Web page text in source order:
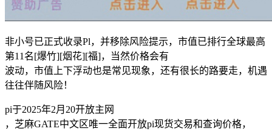
非小号已正式收录Pl，并移除风险提示，市值已排行全球最高
第11名[爆竹][烟花][福]，当然价格会有
波动，市值上下浮动也是常见现象，还有很长的路要走，机遇
往往伴随风险！
pi于2025年2月20开放主网
，芝麻GATE中文区唯一全面开放pi现货交易和查询价格，